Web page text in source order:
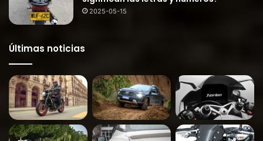
2025-05-15
Últimas noticias